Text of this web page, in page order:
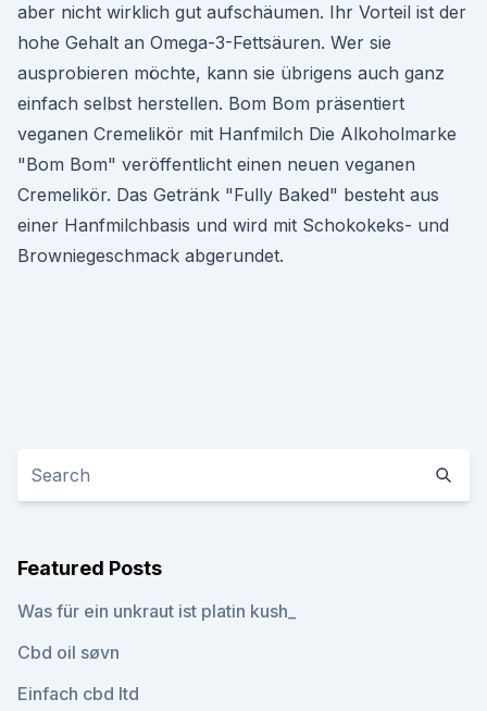
aber nicht wirklich gut aufschäumen. Ihr Vorteil ist der
hohe Gehalt an Omega-3-Fettsäuren. Wer sie
ausprobieren möchte, kann sie übrigens auch ganz
einfach selbst herstellen. Bom Bom präsentiert
veganen Cremelikör mit Hanfmilch Die Alkoholmarke
"Bom Bom" veröffentlicht einen neuen veganen
Cremelikör. Das Getränk "Fully Baked" besteht aus
einer Hanfmilchbasis und wird mit Schokokeks- und
Browniegeschmack abgerundet.
Featured Posts
Was für ein unkraut ist platin kush_
Cbd oil søvn
Einfach cbd ltd